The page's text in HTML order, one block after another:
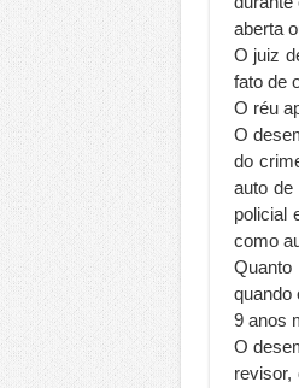
aberta
O juiz
fato de
O réu
O
do
auto
policial
como
Quanto
quando
9 anos
O
revisor,